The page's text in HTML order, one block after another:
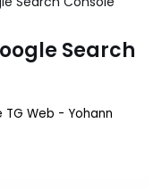
Search
TG Web - Yohann